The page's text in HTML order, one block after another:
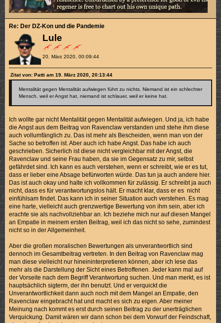
Lule
20. März 2020, 00:09:44
Re: Der DZ-Kon und die Pandemie
Zitat von: Patti am 19. März 2020, 20:13:44
Mentalität gegen Mentalität aufwiegen führt zu nichts. Niemand ist ein schlechter
Mensch, weil er Angst hat, niemand ist schlauer, weil er keine hat.
Ich wollte gar nicht Mentalität gegen Mentalität aufwiegen. Und ja, ich habe
die Angst aus dem Beitrag von Ravenclaw verstanden und stehe ihm diese
auch vollumfänglich zu. Das ist mehr als Bescheiden, wenn man von der
Sache so betroffen ist. Aber auch ich habe Angst. Das habe ich auch
geschrieben. Sicherlich ist diese nicht vergleichbar mit der Angst, die
Ravenclaw und seine Frau haben, da sie im Gegensatz zu mir, selbst
gefährdet sind. Ich kann es auch verstehen, wenn er schreibt, wie er es tut,
dass er lieber eine Absage befürworten würde. Das tun ja auch andere hier.
Das ist auch okay und halte ich vollkommen für zulässig. Er schreibt ja auch
nicht, dass es für verantwortungslos hält. Er macht klar, dass er es nicht
einfühlsam findet. Das kann ich in seiner Situation auch verstehen. Es mag
eine harte, vielleicht auch grenzwertige Bewertung von ihm sein, aber ich
erachte sie als nachvollziehbar an. Ich beziehe mich nur auf diesen Mangel
an Empatie in meinem ersten Beitrag, weil ich das nicht so sehe, zumindest
nicht so in der Allgemeinheit.
Aber die großen moralischen Bewertungen als unverantwortlich sind
dennoch im Gesamtbeitrag vertreten. In den Beitrag von Ravenclaw mag
man diese vielleicht nur hineininterpretieren können, aber ich lese das
mehr als die Darstellung der Sicht eines Betroffenen. Jeder kann mal auf
der Vorseite nach dem Begriff Verantwortung suchen. Und man merkt, es ist
hauptsächlich sigterm, der ihn benutzt. Und er verquickt die
Unverantwortlichkeit dann auch noch mit dem Mangel an Empatie, den
Ravenclaw eingebracht hat und macht es sich zu eigen. Aber meiner
Meinung nach kommt es erst durch seinen Beitrag zu der unerträglichen
Verquickung. Damit wären wir dann schon bei dem Vorwurf der Feindschaft,